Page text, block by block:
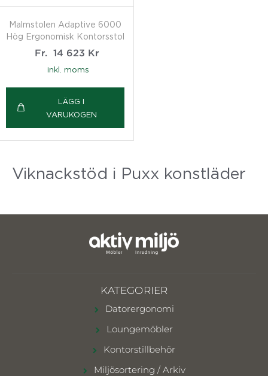
Malmstolen Adaptive 6000
Hög Ergonomisk Kontorsstol
Fr.
14 623 Kr
inkl. moms
LÄGG I
VARUKOGEN
Viknackstöd i Puxx konstläder
KATEGORIER
Datorergonomi
Loungemöbler
Kontorstillbehör
Miljösortering / Arkiv